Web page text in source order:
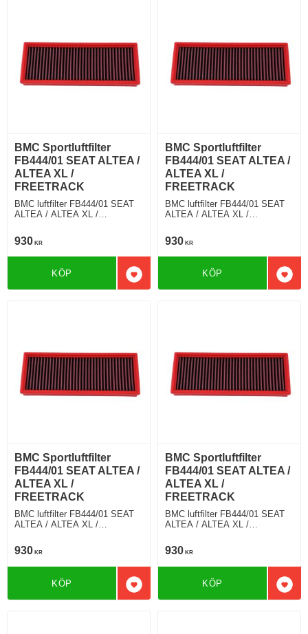
BMC Sportluftfilter
FB444/01 SEAT ALTEA /
ALTEA XL /
FREETRACK
BMC luftfilter FB444/01 SEAT
ALTEA / ALTEA XL /
930 KR
Lägg till i favoriter
KÖP
BMC Sportluftfilter
FB444/01 SEAT ALTEA /
ALTEA XL /
FREETRACK
BMC luftfilter FB444/01 SEAT
ALTEA / ALTEA XL /
930 KR
KÖP
BMC Sportluftfilter
FB444/01 SEAT ALTEA /
ALTEA XL /
FREETRACK
BMC luftfilter FB444/01 SEAT
ALTEA / ALTEA XL /
930 KR
Lägg till i favoriter
KÖP
BMC Sportluftfilter
FB444/01 SEAT ALTEA /
ALTEA XL /
FREETRACK
BMC luftfilter FB444/01 SEAT
ALTEA / ALTEA XL /
Hkr
930 KR
KÖP